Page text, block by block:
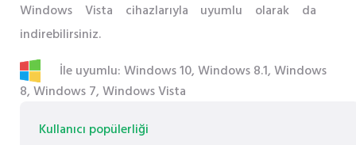
Windows Vista cihazlarıyla uyumlu olarak da
indirebilirsiniz.
İle uyumlu: Windows 10, Windows 8.1, Windows
8, Windows 7, Windows Vista
Kullanıcı popülerliği